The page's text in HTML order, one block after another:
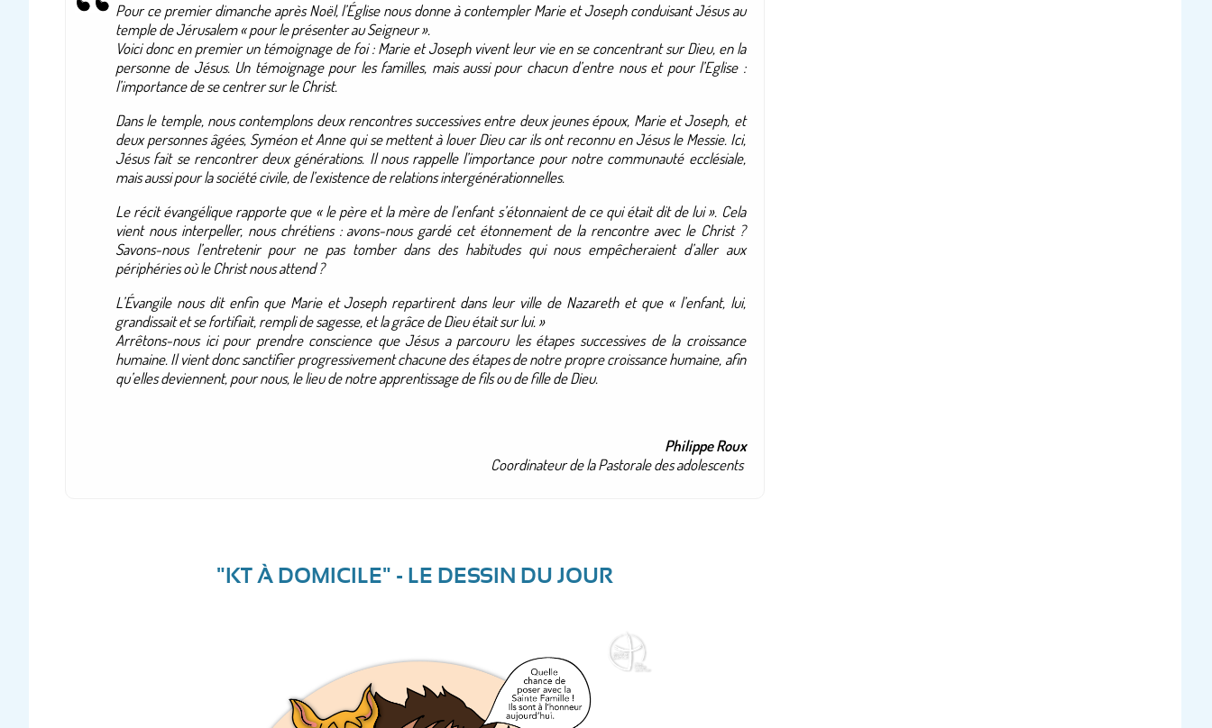
Pour ce premier dimanche après Noël, l’Église nous donne à contempler Marie et Joseph conduisant Jésus au
temple de Jérusalem « pour le présenter au Seigneur ».
Voici donc en premier un témoignage de foi : Marie et Joseph vivent leur vie en se concentrant sur Dieu, en la
personne de Jésus. Un témoignage pour les familles, mais aussi pour chacun d’entre nous et pour l’Eglise :
l’importance de se centrer sur le Christ.
Dans le temple, nous contemplons deux rencontres successives entre deux jeunes époux, Marie et Joseph, et
deux personnes âgées, Syméon et Anne qui se mettent à louer Dieu car ils ont reconnu en Jésus le Messie. Ici,
Jésus fait se rencontrer deux générations. Il nous rappelle l’importance pour notre communauté ecclésiale,
mais aussi pour la société civile, de l’existence de relations intergénérationnelles.
Le récit évangélique rapporte que « le père et la mère de l’enfant s’étonnaient de ce qui était dit de lui ». Cela
vient nous interpeller, nous chrétiens : avons-nous gardé cet étonnement de la rencontre avec le Christ ?
Savons-nous l’entretenir pour ne pas tomber dans des habitudes qui nous empêcheraient d’aller aux
périphéries où le Christ nous attend ?
L’Évangile nous dit enfin que Marie et Joseph repartirent dans leur ville de Nazareth et que « l’enfant, lui,
grandissait et se fortifiait, rempli de sagesse, et la grâce de Dieu était sur lui. »
Arrêtons-nous ici pour prendre conscience que Jésus a parcouru les étapes successives de la croissance
humaine. Il vient donc sanctifier progressivement chacune des étapes de notre propre croissance humaine, afin
qu’elles deviennent, pour nous, le lieu de notre apprentissage de fils ou de fille de Dieu.
Philippe Roux
Coordinateur de la Pastorale des adolescents
"KT À DOMICILE" - LE DESSIN DU JOUR